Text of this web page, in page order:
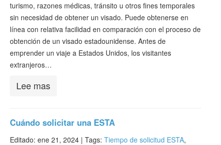
ESTA Información
Contacto
turismo, razones médicas, tránsito u otros fines temporales
sin necesidad de obtener un visado. Puede obtenerse en
línea con relativa facilidad en comparación con el proceso de
obtención de un visado estadounidense. Antes de
emprender un viaje a Estados Unidos, los visitantes
extranjeros…
Lee mas
Cuándo solicitar una ESTA
Editado: ene 21, 2024 | Tags: Tiempo de solicitud ESTA,